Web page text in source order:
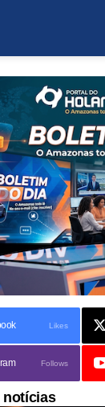
Likes
Follows
notícias